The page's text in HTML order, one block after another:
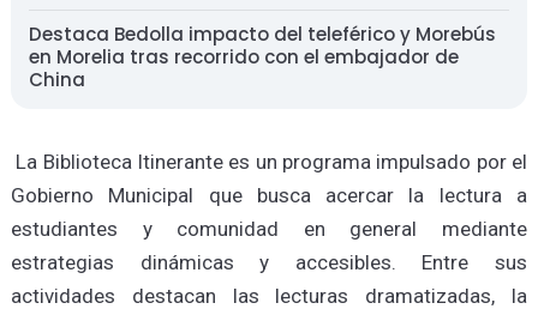
Destaca Bedolla impacto del teleférico y Morebús
en Morelia tras recorrido con el embajador de
China
La Biblioteca Itinerante es un programa impulsado por el
Gobierno Municipal que busca acercar la lectura a
estudiantes y comunidad en general mediante
estrategias dinámicas y accesibles. Entre sus
actividades destacan las lecturas dramatizadas, la